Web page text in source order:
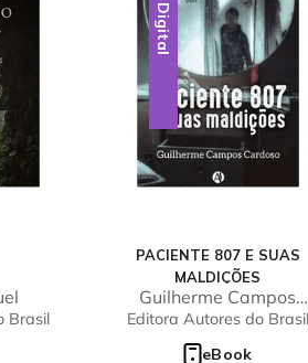
Brasil
Digital
PACIENTE 807 E SUAS
MALDIÇÕES
Guilherme Campos
Cardoso
Editora Autores do Brasil
eBook